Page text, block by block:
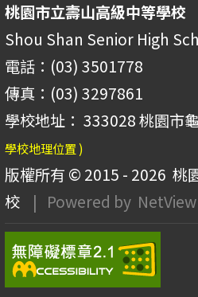
桃園市立壽山高級中等學校
Shou Shan Senior High
電話：(03) 3501778
傳真：(03) 3297861
學校地址： 333028 桃園市
學校地理位置 )
版權所有 © 2015 - 2026 桃
校
| Powered by NetView